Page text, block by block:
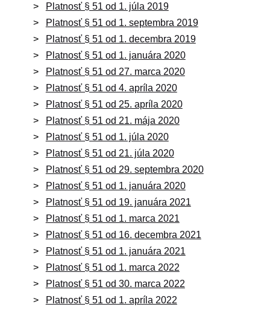
Platnosť § 51 od 1. júla 2019
Platnosť § 51 od 1. septembra 2019
Platnosť § 51 od 1. decembra 2019
Platnosť § 51 od 1. januára 2020
Platnosť § 51 od 27. marca 2020
Platnosť § 51 od 4. apríla 2020
Platnosť § 51 od 25. apríla 2020
Platnosť § 51 od 21. mája 2020
Platnosť § 51 od 1. júla 2020
Platnosť § 51 od 21. júla 2020
Platnosť § 51 od 29. septembra 2020
Platnosť § 51 od 1. januára 2020
Platnosť § 51 od 19. januára 2021
Platnosť § 51 od 1. marca 2021
Platnosť § 51 od 16. decembra 2021
Platnosť § 51 od 1. januára 2021
Platnosť § 51 od 1. marca 2022
Platnosť § 51 od 30. marca 2022
Platnosť § 51 od 1. apríla 2022